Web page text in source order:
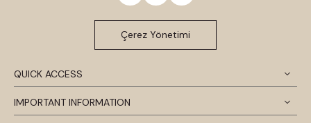
QUICK ACCESS
IMPORTANT INFORMATION
Çerez Yönetimi